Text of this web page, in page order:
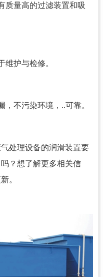
质量高的过滤装置和吸
维护与检修。
不污染环境，..可靠。
处理设备的润滑装置要
？想了解更多相关信
。